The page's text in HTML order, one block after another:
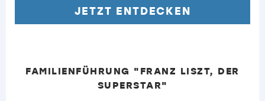
JETZT ENTDECKEN
FAMILIENFÜHRUNG "FRANZ LISZT, DER
SUPERSTAR"